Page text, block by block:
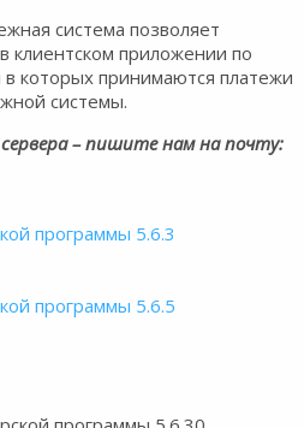
система позволяет
клиентском приложении по
в которых принимаются платежи
системы.
– пишите нам на почту:
программы 5.6.3
программы 5.6.5